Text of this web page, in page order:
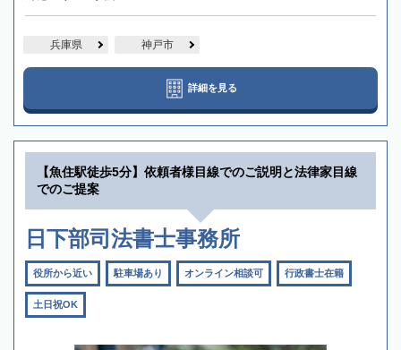
兵庫県 神戸市
詳細を見る
【魚住駅徒歩5分】依頼者様目線でのご説明と法律家目線
でのご提案
日下部司法書士事務所
役所から近い 駐車場あり オンライン相談可 行政書士在籍
土日祝OK